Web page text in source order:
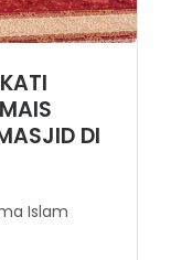
DI
Islam